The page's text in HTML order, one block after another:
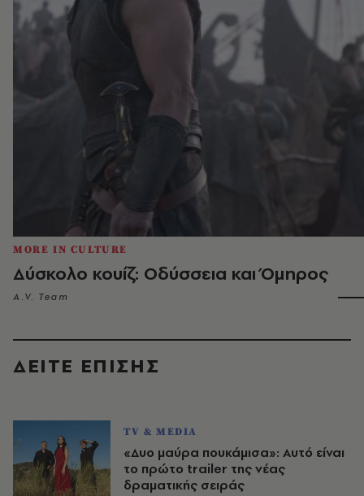
MORE IN CULTURE
Δύσκολο κουίζ: Οδύσσεια και Όμηρος
A.V. Team
ΔΕΙΤΕ ΕΠΙΣΗΣ
TV & MEDIA
«Δυο μαύρα πουκάμισα»: Αυτό είναι
το πρώτο trailer της νέας
δραματικής σειράς